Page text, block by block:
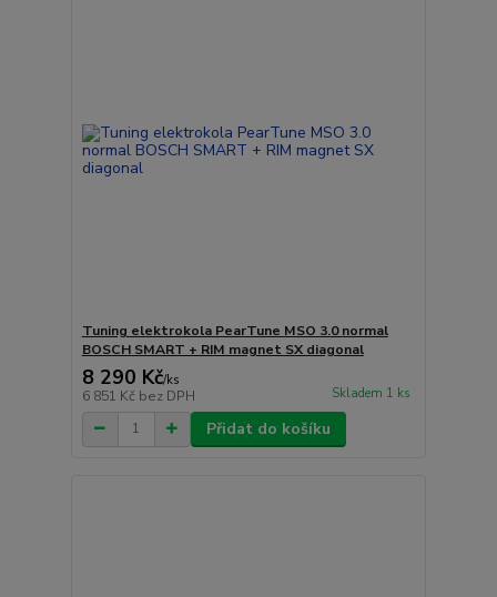
Tuning elektrokola PearTune MSO 3.0 normal
BOSCH SMART + RIM magnet SX diagonal
8 290 Kč/ks
6 851 Kč bez DPH Skladem 1 ks
Přidat do košíku